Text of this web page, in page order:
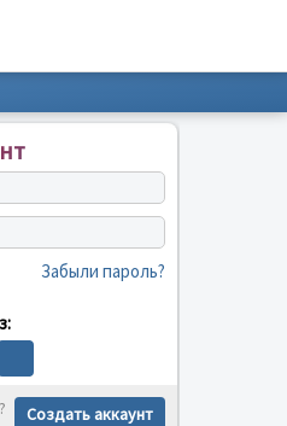
Забыли пароль?
Создать аккаунт